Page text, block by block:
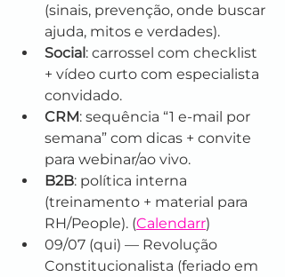
(sinais, prevenção, onde buscar
ajuda, mitos e verdades).
Social: carrossel com checklist
+ vídeo curto com especialista
convidado.
CRM: sequência “1 e-mail por
semana” com dicas + convite
para webinar/ao vivo.
B2B: política interna
(treinamento + material para
RH/People). (Calendarr)
09/07 (qui) — Revolução
Constitucionalista (feriado em